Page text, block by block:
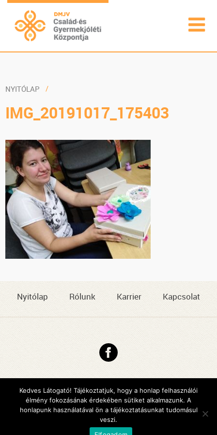
NYITÓLAP
IMG_20191017_175403
Nyitólap Rólunk Karrier Kapcsolat
Copyright © 2026 DMJV Család- és Gyermekjóléti Központja
Impresszum
Arculattervezés, honlaptervezés: Kreatív Vonalak
Kedves Látogató! Tájékoztatjuk, hogy a honlap felhasználói
élmény fokozásának érdekében sütiket alkalmazunk. A
honlapunk használatával ön a tájékoztatásunkat tudomásul
veszi.